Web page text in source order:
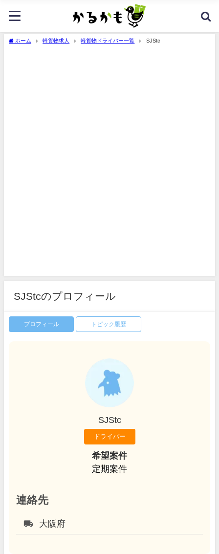
ホーム 軽貨物求人 軽貨物ドライバー一覧 SJStc
SJStcのプロフィール
プロフィール トピック履歴
SJStc
ドライバー
希望案件
定期案件
連絡先
local_shipping 大阪府